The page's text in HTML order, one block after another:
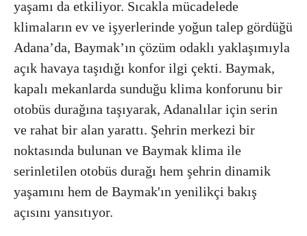
yaşamı da etkiliyor. Sıcakla mücadelede
klimaların ev ve işyerlerinde yoğun talep gördüğü
Adana’da, Baymak’ın çözüm odaklı yaklaşımıyla
açık havaya taşıdığı konfor ilgi çekti. Baymak,
kapalı mekanlarda sunduğu klima konforunu bir
otobüs durağına taşıyarak, Adanalılar için serin
ve rahat bir alan yarattı. Şehrin merkezi bir
noktasında bulunan ve Baymak klima ile
serinletilen otobüs durağı hem şehrin dinamik
yaşamını hem de Baymak'ın yenilikçi bakış
açısını yansıtıyor.